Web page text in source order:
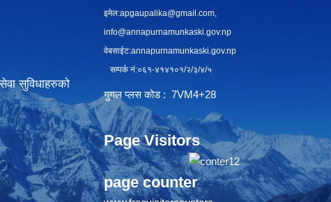
सुविधाहरुको
इमेल:apgaupalika@gmail.com
info@annapurnamunkaski.gov.np
वेबसाईट:annapurnamunkaski.gov.np
सम्पर्क नं:०६१-४१४१०१/२/३/४/५
गुगल प्लस कोड : 7VM4+28
Page Visitors
page counter